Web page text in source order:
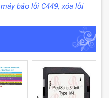
máy báo lỗi C449, xóa lỗi